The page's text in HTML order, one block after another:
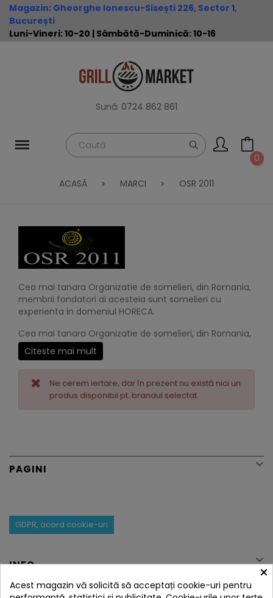
Magazin: Gheorghe Ionescu-Sisești 226, Sector 1,
București
Luni-Vineri: 10-20 | Sâmbătă-Duminică: 10-16
Sună: 0724 862 861
0
ACASĂ MARCI OSR 2011
Cea mai tanara Organizatie de somelieri, din Romania,
membrii fondatori ai acesteia sunt somelieri cu
experienta in domeniul HORECA.
Cea mai tanara Organizatie de somelieri, din Romania,
membrii fondatori ai acesteia sunt somelieri cu
experienta in domeniul HORECA, somelieri profesionisti,
si au ales aceasta structura din dorinta apartenentei
la o organizatie deschisa, serioasa, credibila, cu
posibilitati de promovare atat a meseriei cat si a
membrilor sai.
profesionala cu cei mai renumiti specialisti din
domeniu, cursuri cu finantare proprie, europeana sau
Citeste mai mult
Ne cerem iertare, dar în prezent nu există nici un
produs disponibil pt. brandul selectat.
PAGINI 
GDPR, acord cookie-uri
INFO 
×
Acest magazin vă solicită să acceptați cookie-uri pentru